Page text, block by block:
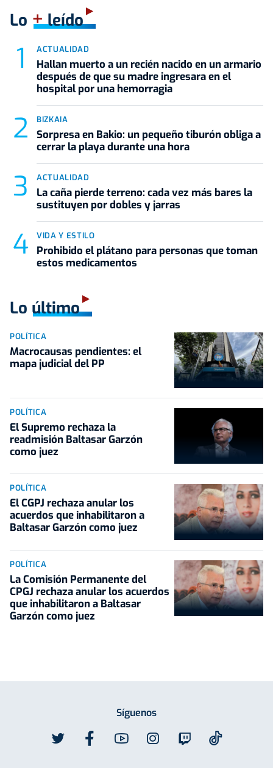
Lo +leído
ACTUALIDAD
Hallan muerto a un recién nacido en un armario
después de que su madre ingresara en el
hospital por una hemorragia
BIZKAIA
Sorpresa en Bakio: un pequeño tiburón obliga a
cerrar la playa durante una hora
ACTUALIDAD
La caña pierde terreno: cada vez más bares la
sustituyen por dobles y jarras
VIDA Y ESTILO
Prohibido el plátano para personas que toman
estos medicamentos
Lo último
POLÍTICA
Macrocausas pendientes: el
mapa judicial del PP
POLÍTICA
El Supremo rechaza la
readmisión Baltasar Garzón
como juez
POLÍTICA
El CGPJ rechaza anular los
acuerdos que inhabilitaron a
Baltasar Garzón como juez
POLÍTICA
La Comisión Permanente del
CPGJ rechaza anular los acuerdos
que inhabilitaron a Baltasar
Garzón como juez
Síguenos